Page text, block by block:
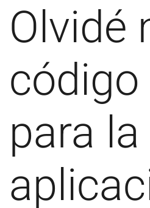
Olvidé
código
para la